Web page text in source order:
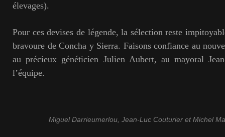
élevages).
Pour ces devises de légende, la sélection reste
bravoure de Concha y Sierra. Faisons confiance au
au précieux généticien Julien Aubert, au mayoral
l’équipe.
Miguel Darrieumerlou, Jean-Luc Couturier et Michel